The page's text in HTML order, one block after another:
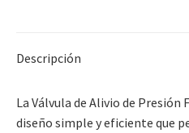
Descripción
La Válvula de Alivio de
diseño simple y eficiente que